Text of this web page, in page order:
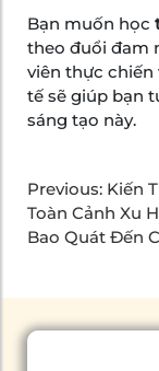
Bạn muốn học
theo đuổi đam
viên thực
tế sẽ giúp bạn
sáng tạo này.
Previous: Kiến
Toàn Cảnh Xu
Bao Quát Đến